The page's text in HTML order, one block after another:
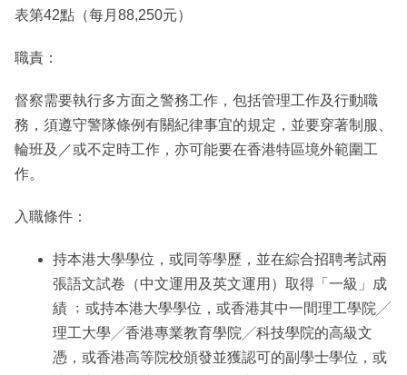
表第42點（每月88,250元）
職責：
督察需要執行多方面之警務工作，包括管理工作及行動職
務，須遵守警隊條例有關紀律事宜的規定，並要穿著制服、
輪班及／或不定時工作，亦可能要在香港特區境外範圍工
作。
入職條件：
持本港大學學位，或同等學歷，並在綜合招聘考試兩
張語文試卷（中文運用及英文運用）取得「一級」成
績 ﹔或持本港大學學位，或香港其中一間理工學院╱
理工大學╱香港專業教育學院╱科技學院的高級文
憑，或香港高等院校頒發並獲認可的副學士學位，或